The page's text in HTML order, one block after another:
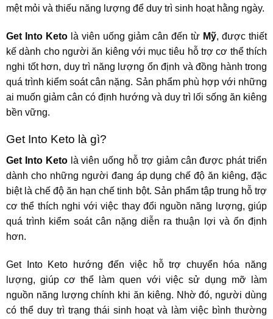
mệt mỏi và thiếu năng lượng để duy trì sinh hoạt hằng ngày.
Get Into Keto là viên uống giảm cân đến từ Mỹ, được thiết
kế dành cho người ăn kiêng với mục tiêu hỗ trợ cơ thể thích
nghi tốt hơn, duy trì năng lượng ổn định và đồng hành trong
quá trình kiểm soát cân nặng. Sản phẩm phù hợp với những
ai muốn giảm cân có định hướng và duy trì lối sống ăn kiêng
bền vững.
Get Into Keto là gì?
Get Into Ketolà viên uống hỗ trợ giảm cân được phát triển
dành cho những người đang áp dụng chế độ ăn kiêng, đặc
biệt là chế độ ăn hạn chế tinh bột. Sản phẩm tập trung hỗ trợ
cơ thể thích nghi với việc thay đổi nguồn năng lượng, giúp
quá trình kiểm soát cân nặng diễn ra thuận lợi và ổn định
hơn.
Get Into Keto hướng đến việc hỗ trợ chuyển hóa năng
lượng, giúp cơ thể làm quen với việc sử dụng mỡ làm
nguồn năng lượng chính khi ăn kiêng. Nhờ đó, người dùng
có thể duy trì trạng thái sinh hoạt và làm việc bình thường